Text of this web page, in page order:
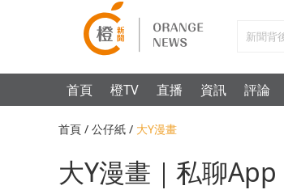
首頁 橙TV 直播 資訊 評論
首頁 / 公仔紙 / 大Y漫畫
大Y漫畫｜私聊App